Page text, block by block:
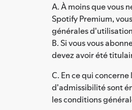
A. À moins que vous
Spotify Premium,
générales
B. Si vous vous
devez avoir été
C. En ce qui
d'admissibilité sont
les conditions